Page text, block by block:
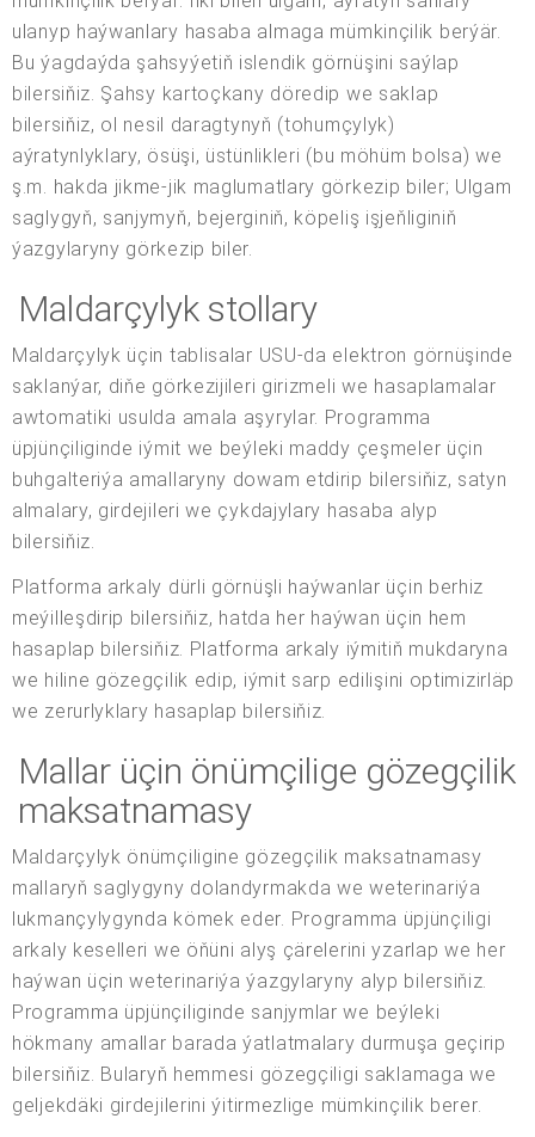
ulanyp haýwanlary hasaba almaga mümkinçilik berýär.
Bu ýagdaýda şahsyýetiň islendik görnüşini saýlap
bilersiňiz. Şahsy kartoçkany döredip we saklap
bilersiňiz, ol nesil daragtynyň (tohumçylyk)
aýratynlyklary, ösüşi, üstünlikleri (bu möhüm bolsa) we
ş.m. hakda jikme-jik maglumatlary görkezip biler; Ulgam
saglygyň, sanjymyň, bejerginiň, köpeliş işjeňliginiň
ýazgylaryny görkezip biler.
Maldarçylyk stollary
Maldarçylyk üçin tablisalar USU-da elektron görnüşinde
saklanýar, diňe görkezijileri girizmeli we hasaplamalar
awtomatiki usulda amala aşyrylar. Programma
üpjünçiliginde iýmit we beýleki maddy çeşmeler üçin
buhgalteriýa amallaryny dowam etdirip bilersiňiz, satyn
almalary, girdejileri we çykdajylary hasaba alyp
bilersiňiz.
Platforma arkaly dürli görnüşli haýwanlar üçin berhiz
meýilleşdirip bilersiňiz, hatda her haýwan üçin hem
hasaplap bilersiňiz. Platforma arkaly iýmitiň mukdaryna
we hiline gözegçilik edip, iýmit sarp edilişini optimizirläp
we zerurlyklary hasaplap bilersiňiz.
Mallar üçin önümçilige gözegçilik
maksatnamasy
Maldarçylyk önümçiligine gözegçilik maksatnamasy
mallaryň saglygyny dolandyrmakda we weterinariýa
lukmançylygynda kömek eder. Programma üpjünçiligi
arkaly keselleri we öňüni alyş çärelerini yzarlap we her
haýwan üçin weterinariýa ýazgylaryny alyp bilersiňiz.
Programma üpjünçiliginde sanjymlar we beýleki
hökmany amallar barada ýatlatmalary durmuşa geçirip
bilersiňiz. Bularyň hemmesi gözegçiligi saklamaga we
geljekdäki girdejilerini ýitirmezlige mümkinçilik berer.